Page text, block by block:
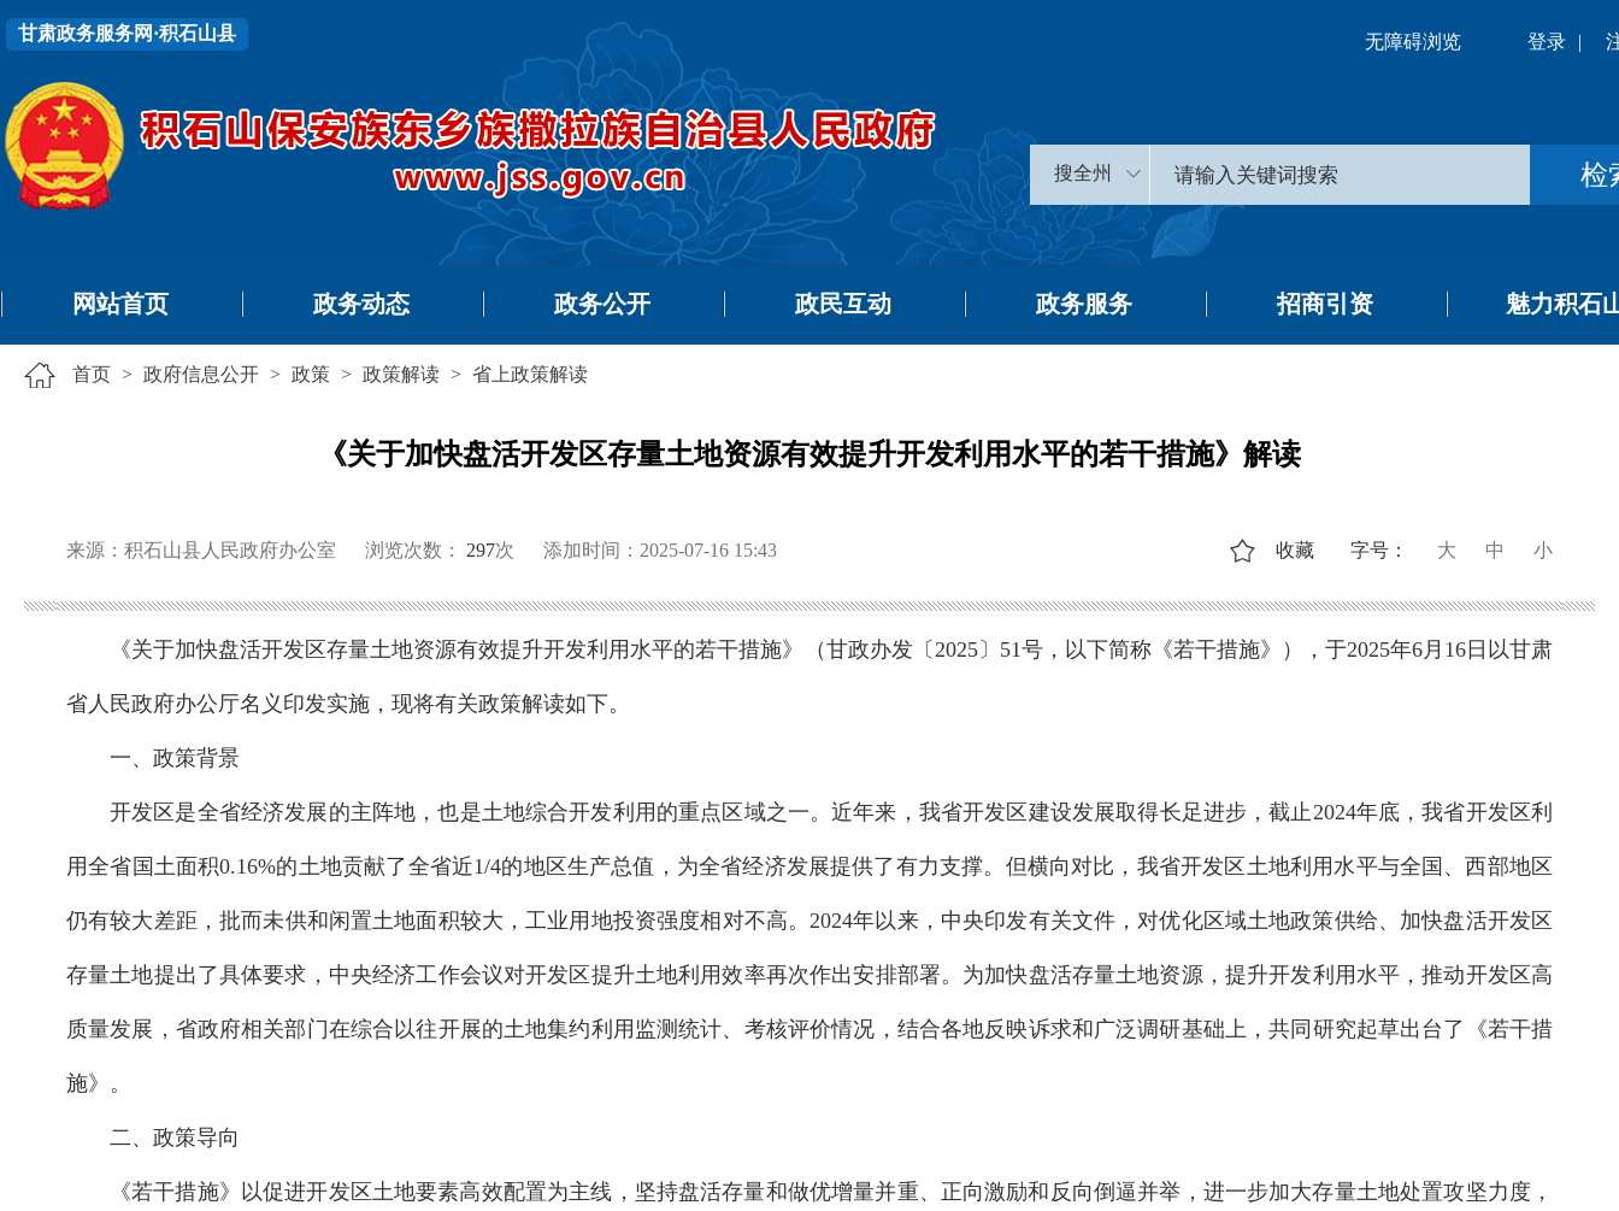
甘肃政务服务网·积石山县 无障碍浏览 登录 |
搜全州
网站首页 政务动态 政务公开 政民互动 政务服务 招商引资 魅力积石
首页 > 政府信息公开 > 政策 > 政策解读 > 省上政策解读
《关于加快盘活开发区存量土地资源有效提升开发利用水平的若干措施》解读
来源：积石山县人民政府办公室 浏览次数： 297次 添加时间：2025-07-16 15:43 字号： 大 中 小
收藏
《关于加快盘活开发区存量土地资源有效提升开发利用水平的若干措施》（甘政办发〔2025〕51号，以下简称《若干措施》），于2025年6月16日以甘肃
省人民政府办公厅名义印发实施，现将有关政策解读如下。
一、政策背景
开发区是全省经济发展的主阵地，也是土地综合开发利用的重点区域之一。近年来，我省开发区建设发展取得长足进步，截止2024年底，我省开发区利
用全省国土面积0.16%的土地贡献了全省近1/4的地区生产总值，为全省经济发展提供了有力支撑。但横向对比，我省开发区土地利用水平与全国、西部地区
仍有较大差距，批而未供和闲置土地面积较大，工业用地投资强度相对不高。2024年以来，中央印发有关文件，对优化区域土地政策供给、加快盘活开发区
存量土地提出了具体要求，中央经济工作会议对开发区提升土地利用效率再次作出安排部署。为加快盘活存量土地资源，提升开发利用水平，推动开发区高
质量发展，省政府相关部门在综合以往开展的土地集约利用监测统计、考核评价情况，结合各地反映诉求和广泛调研基础上，共同研究起草出台了《若干措
施》。
二、政策导向
《若干措施》以促进开发区土地要素高效配置为主线，坚持盘活存量和做优增量并重、正向激励和反向倒逼并举，进一步加大存量土地处置攻坚力度，